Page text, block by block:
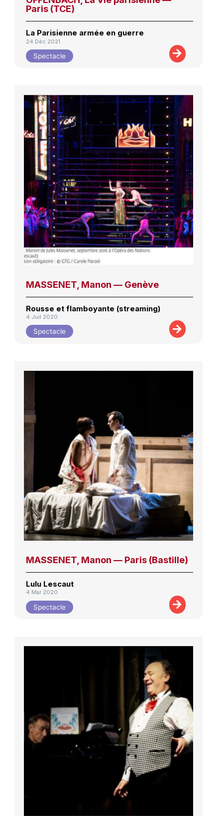
Paris (TCE)
La Parisienne armée en guerre
24 Déc 2021
Spectacle
MASSENET, Manon — Genève
Rousse et flamboyante (streaming)
4 Juil 2020
Spectacle
MASSENET, Manon — Paris (Bastille)
Lulu Lescaut
4 Mar 2020
Spectacle